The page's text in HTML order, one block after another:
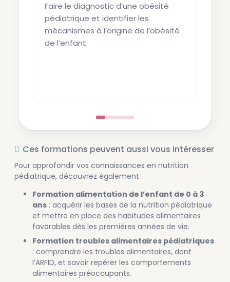
Faire le diagnostic d’une obésité
pédiatrique et identifier les
mécanismes à l’origine de l’obésité
de l’enfant
Ces formations peuvent aussi vous intéresser
Pour approfondir vos connaissances en nutrition
pédiatrique, découvrez également :
Formation alimentation de l’enfant de 0 à 3
ans : acquérir les bases de la nutrition pédiatrique
et mettre en place des habitudes alimentaires
favorables dès les premières années de vie.
Formation troubles alimentaires pédiatriques
: comprendre les troubles alimentaires, dont
l’ARFID, et savoir repérer les comportements
alimentaires préoccupants.